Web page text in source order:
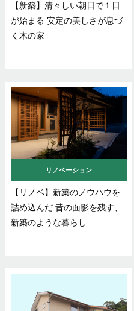
【新築】清々しい朝日で１日
が始まる 安定の美しさが息づ
く木の家
リノベーション
【リノベ】新築のノウハウを
詰め込んだ 昔の面影を残す、
新築のような暮らし